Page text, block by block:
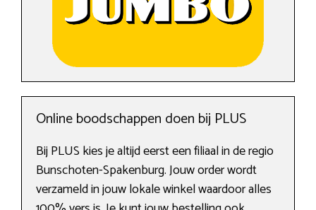
Online boodschappen doen bij PLUS
Bij PLUS kies je altijd eerst een filiaal in de regio
Bunschoten-Spakenburg. Jouw order wordt
verzameld in jouw lokale winkel waardoor alles